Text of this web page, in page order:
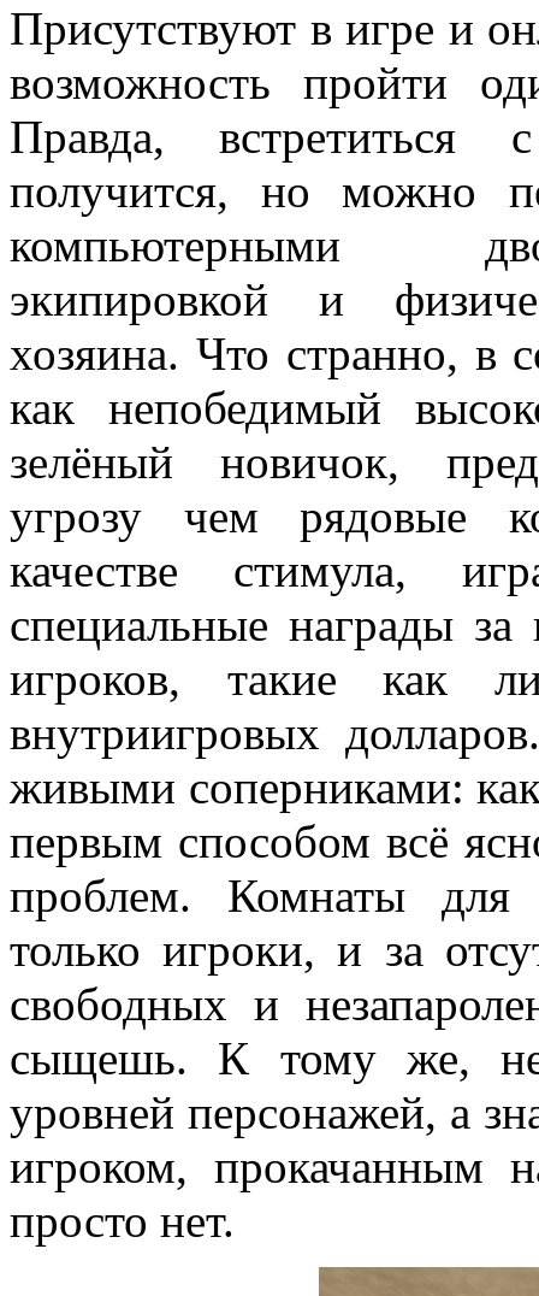
Присутствуют в игре и
возможность пройти
Правда,
получится, но можно
компьютерными
экипировкой и
хозяина. Что странно, в
как непобедимый
зелёный новичок,
угрозу чем рядовые
качестве стимула,
специальные награды
игроков, такие как
внутриигровых
живыми соперниками:
первым способом всё
проблем. Комнаты для
только игроки, и за
свободных и
сыщешь. К тому же,
уровней персонажей, а
игроком,
просто нет.